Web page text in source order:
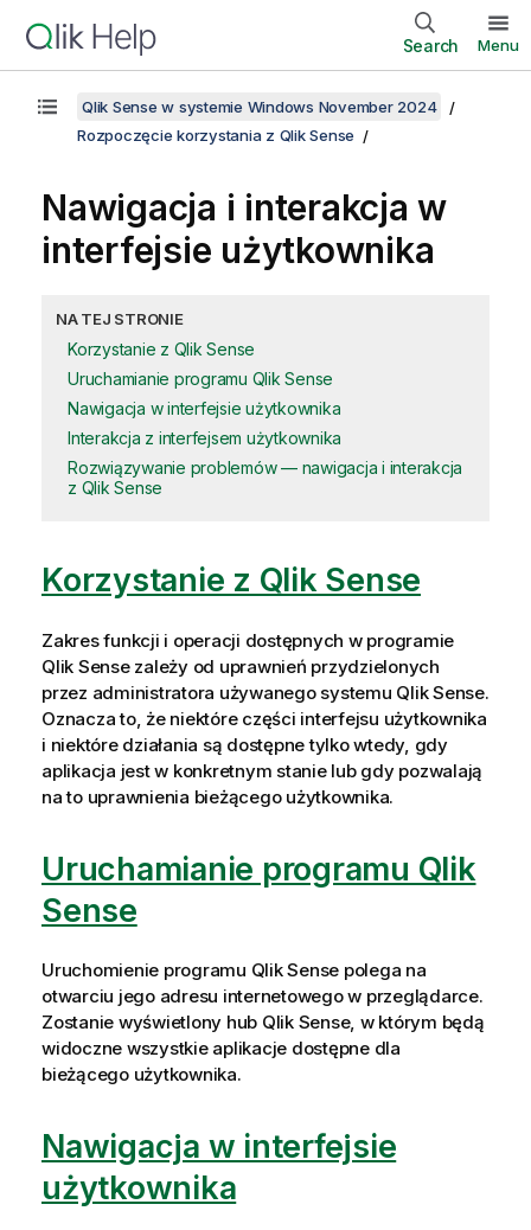
Search Menu
Qlik Sense w systemie Windows November 2024
Rozpoczęcie korzystania z Qlik Sense
Nawigacja i interakcja w
interfejsie użytkownika
NA TEJ STRONIE
Korzystanie z Qlik Sense
Uruchamianie programu Qlik Sense
Nawigacja w interfejsie użytkownika
Interakcja z interfejsem użytkownika
Rozwiązywanie problemów — nawigacja i interakcja
z Qlik Sense
Korzystanie z Qlik Sense
Zakres funkcji i operacji dostępnych w programie
Qlik Sensezależy od uprawnień przydzielonych
przez administratora używanego systemu Qlik Sense.
Oznacza to, że niektóre części interfejsu użytkownika
i niektóre działania są dostępne tylko wtedy, gdy
aplikacja jest w konkretnym stanie lub gdy pozwalają
na to uprawnienia bieżącego użytkownika.
Uruchamianie programu Qlik
Sense
Uruchomienie programu Qlik Sense polega na
otwarciu jego adresu internetowego w przeglądarce.
Zostanie wyświetlony hub Qlik Sense, w którym będą
widoczne wszystkie aplikacje dostępne dla
bieżącego użytkownika.
Nawigacja w interfejsie
użytkownika